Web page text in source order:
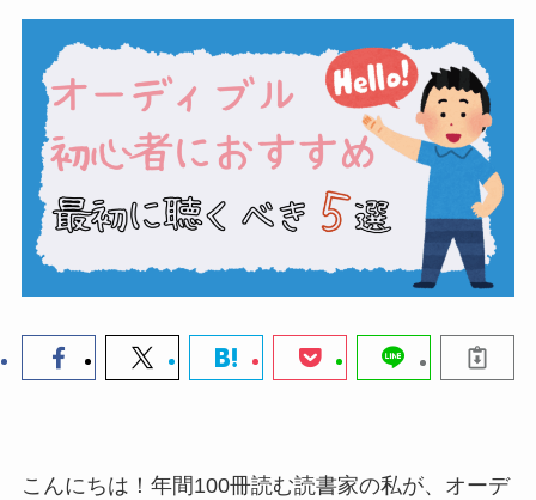
こんにちは！年間100冊読む読書家の私が、オーデ